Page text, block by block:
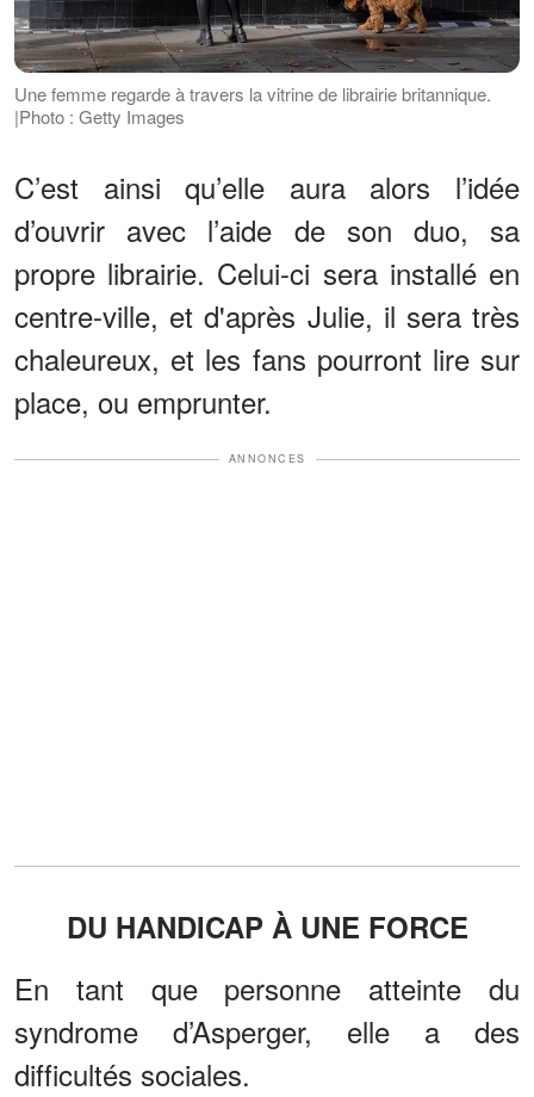
Une femme regarde à travers la vitrine de librairie britannique.
|Photo : Getty Images
C’est ainsi qu’elle aura alors l’idée
d’ouvrir avec l’aide de son duo, sa
propre librairie. Celui-ci sera installé en
centre-ville, et d'après Julie, il sera très
chaleureux, et les fans pourront lire sur
place, ou emprunter.
ANNONCES
DU HANDICAP À UNE FORCE
En tant que personne atteinte du
syndrome d’Asperger, elle a des
difficultés sociales.